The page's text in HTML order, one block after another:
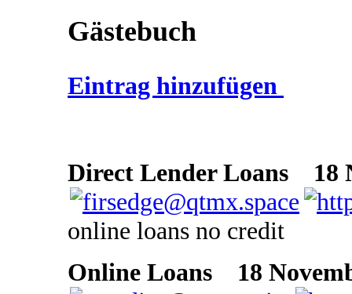
Gästebuch
Eintrag hinzufügen
Direct Lender Loans 18
online loans no credit
Online Loans
18